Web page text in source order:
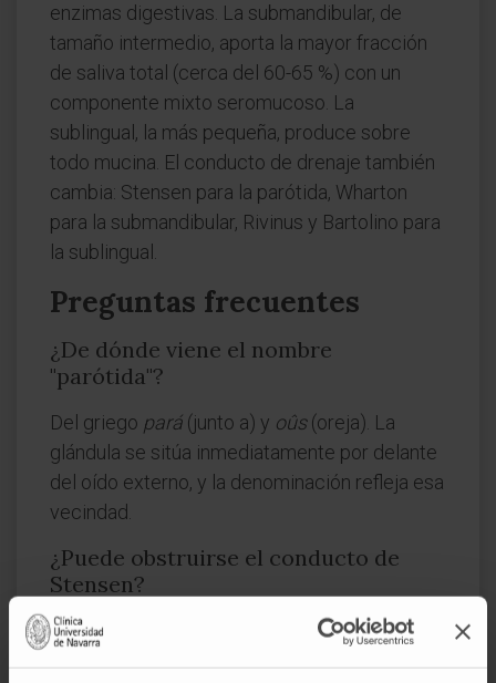
enzimas digestivas. La submandibular, de
tamaño intermedio, aporta la mayor fracción
de saliva total (cerca del 60-65 %) con un
componente mixto seromucoso. La
sublingual, la más pequeña, produce sobre
todo mucina. El conducto de drenaje también
cambia: Stensen para la parótida, Wharton
para la submandibular, Rivinus y Bartolino para
la sublingual.
Preguntas frecuentes
¿De dónde viene el nombre
"parótida"?
Del griego pará (junto a) y oûs(oreja). La
glándula se sitúa inmediatamente por delante
del oído externo, y la denominación refleja esa
vecindad.
¿Puede obstruirse el conducto de
Stensen?
Sí. La formación de cálculos salivales